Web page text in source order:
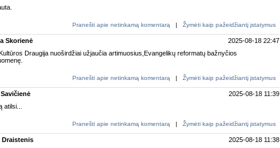
Pranešti apie netinkamą komentarą | Žymėti kaip pažeidžiantį įstatymus
Skorienė
2025-08-18 22:47
Draugija nuoširdžiai užjaučia artimuosius,Evangelikų reformatų bažnyčios
Pranešti apie netinkamą komentarą | Žymėti kaip pažeidžiantį įstatymus
2025-08-18 11:39
atilsi...
Pranešti apie netinkamą komentarą | Žymėti kaip pažeidžiantį įstatymus
Draistenis
2025-08-18 11:38